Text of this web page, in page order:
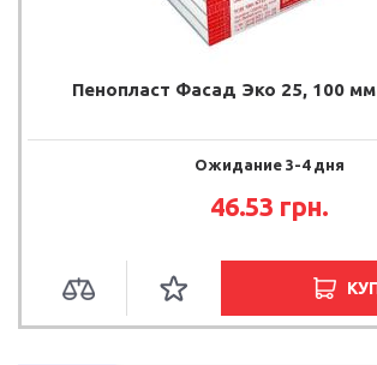
Пенопласт Фасад Эко 25, 100 мм
Ожидание 3-4 дня
46.53 грн.